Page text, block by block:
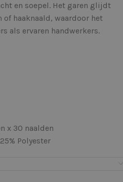
en soepel. Het garen glijdt
haaknaald, waardoor het
als ervaren handwerkers.
x 30 naalden
Polyester